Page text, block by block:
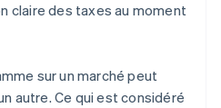
claire des taxes au moment
sur un marché peut
autre. Ce qui est considéré